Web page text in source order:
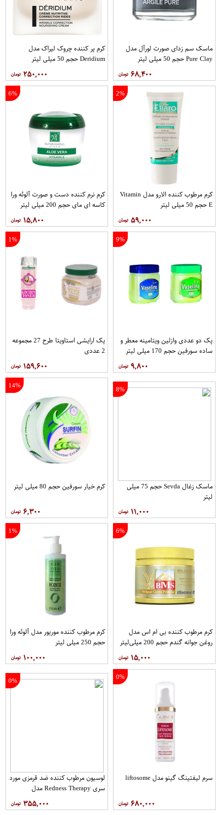
ماسک سم زدای صورت لورآل مدل
Pure Clay حجم 50 میلی لیتر
۶۸,۴۰۰
کرم پر کننده چروک لیراک مدل
Deridium حجم 50 میلی لیتر
۲۵۰,۰۰۰
2%
کرم مرطوب کننده الارو مدل Vitamin
E حجم 50 میلی لیتر
۵۹,۰۰۰
6%
کرم نرم کننده دست و صورت آلوئه ورا
کاسه ای مای حجم 200 میلی لیتر
۱۵,۸۰۰
9%
پک دو عددی وازلین ویتامینه معطر و
ساده سورفین حجم 170 میلی لیتر
۹,۸۰۰
1%
پک ارایشی استاویتا طرح 27 مجموعه
2 عددی
۱۵۹,۶۰۰
8%
ماسک زغال Sevda حجم 75 میلی
لیتر
۱۱,۰۰۰
14%
کرم خیار سورفین حجم 80 میلی لیتر
۶,۳۰۰
6%
کرم مرطوب کننده بی ام اس مدل
روغن جوانه گندم حجم 200 میلی‌لیتر
۱۵,۰۰۰
1%
کرم مرطوب کننده موریور مدل آلوئه ورا
حجم 250 میلی لیتر
۱۰۰,۰۰۰
0%
سرم لیفتینگ گینو مدل liftosome
۶۸۰,۰۰۰
0%
لوسیون مرطوب کننده ضد قرمزی مورد
سری Redness Therapy مدل
Correcting Muisturizer Spf15 حجم
50 میلی لیتر
۳۵۵,۰۰۰